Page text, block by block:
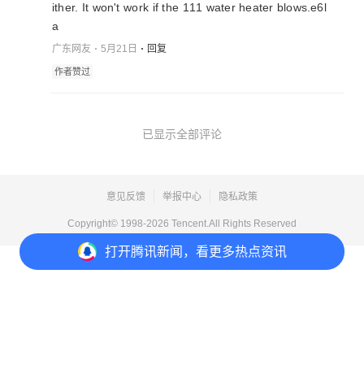
打开腾讯新闻，看更多热点资讯
ither. It won't work if the 111 water heater blows.e6l
a
广东网友 5月21日 回复
作者赞过
已显示全部评论
意见反馈 举报中心 隐私政策
Copyright© 1998-2026 Tencent.All Rights Reserved